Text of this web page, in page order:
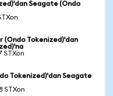
Seagate (Ondo
(Ondo Tokenized)'dan
STXon
Tokenized)'dan Seagate
STXon